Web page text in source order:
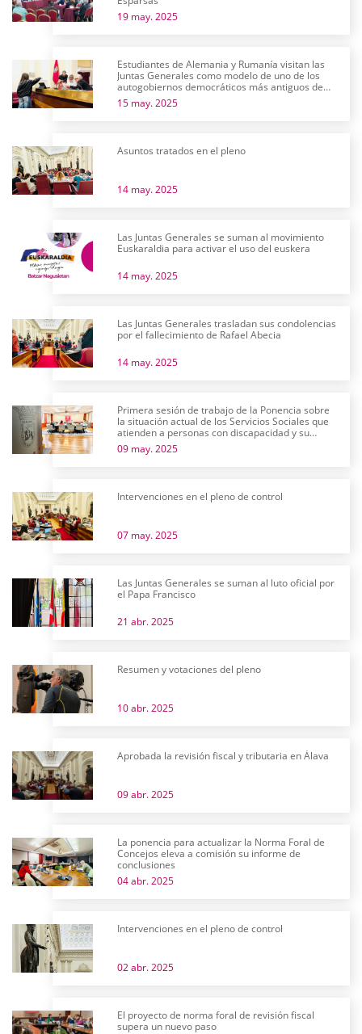
19 may. 2025
Estudiantes de Alemania y Rumanía visitan las
Juntas Generales como modelo de uno de los
autogobiernos democráticos más antiguos de
Europa
15 may. 2025
Asuntos tratados en el pleno
14 may. 2025
Las Juntas Generales se suman al movimiento
Euskaraldia para activar el uso del euskera
14 may. 2025
Las Juntas Generales trasladan sus condolencias
por el fallecimiento de Rafael Abecia
14 may. 2025
Primera sesión de trabajo de la Ponencia sobre
la situación actual de los Servicios Sociales que
atienden a personas con discapacidad y su
futuro
09 may. 2025
Intervenciones en el pleno de control
07 may. 2025
Las Juntas Generales se suman al luto oficial por
el Papa Francisco
21 abr. 2025
Resumen y votaciones del pleno
10 abr. 2025
Aprobada la revisión fiscal y tributaria en Álava
09 abr. 2025
La ponencia para actualizar la Norma Foral de
Concejos eleva a comisión su informe de
conclusiones
04 abr. 2025
Intervenciones en el pleno de control
02 abr. 2025
El proyecto de norma foral de revisión fiscal
supera un nuevo paso